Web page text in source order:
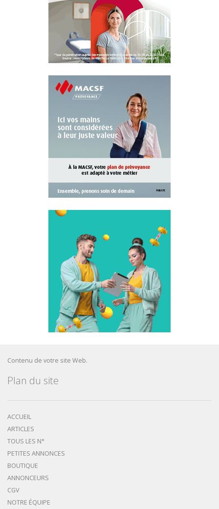
Contenu de votre site Web.
Plan du site
ACCUEIL
ARTICLES
TOUS LES N°
PETITES ANNONCES
BOUTIQUE
ANNONCEURS
CGV
NOTRE ÉQUIPE